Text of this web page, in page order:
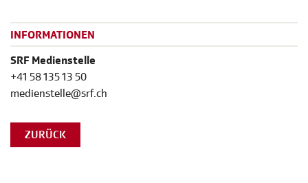
INFORMATIONEN
SRF Medienstelle
+41 58 135 13 50
medienstelle@srf.ch
ZURÜCK